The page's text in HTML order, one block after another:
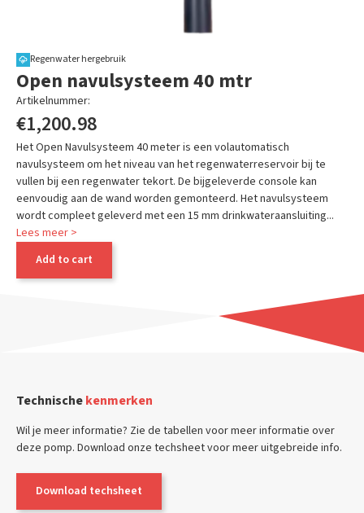
Regenwater hergebruik
Open navulsysteem 40 mtr
Artikelnummer:
€1,200.98
Het Open Navulsysteem 40 meter is een volautomatisch
navulsysteem om het niveau van het regenwaterreservoir bij te
vullen bij een regenwater tekort. De bijgeleverde console kan
eenvoudig aan de wand worden gemonteerd. Het navulsysteem
wordt compleet geleverd met een 15 mm drinkwateraansluiting...
Lees meer >
Add to cart
Technischekenmerken
Wil je meer informatie? Zie de tabellen voor meer informatie over
deze pomp. Download onze techsheet voor meer uitgebreide info.
Download techsheet